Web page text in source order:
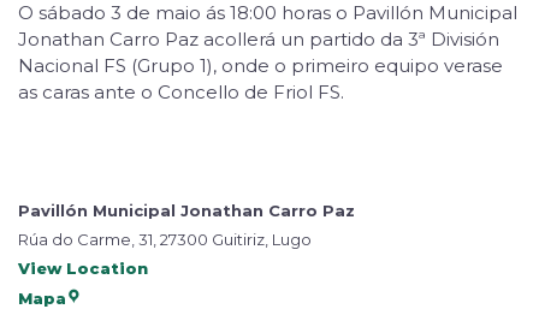
O sábado 3 de maio ás 18:00 horas o Pavillón Municipal
Jonathan Carro Paz acollerá un partido da 3ª División
Nacional FS (Grupo 1), onde o primeiro equipo verase
as caras ante o Concello de Friol FS.
Pavillón Municipal Jonathan Carro Paz
Rúa do Carme, 31, 27300 Guitiriz, Lugo
View Location
Mapa